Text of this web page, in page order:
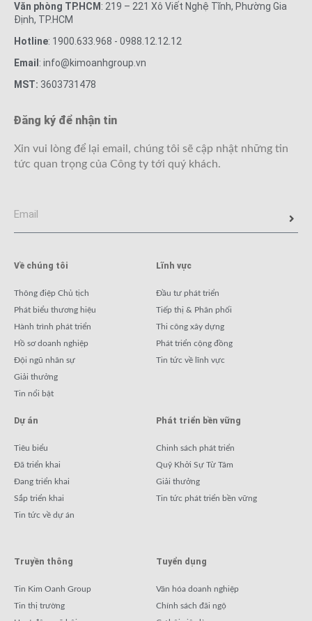
Văn phòng TP.HCM : 219 – 221 Xô Viết Nghệ Tĩnh, Phường Gia
Định, TP.HCM
Hotline: 1900.633.968 - 0988.12.12.12
Email : info@kimoanhgroup.vn
MST: 3603731478
Đăng ký để nhận tin
Xin vui lòng để lại email, chúng tôi sẽ cập nhật những tin
tức quan trọng của Công ty tới quý khách.
Về chúng tôi
Thông điệp Chủ tịch
Phát biểu thương hiệu
Hành trình phát triển
Hồ sơ doanh nghiệp
Đội ngũ nhân sự
Giải thưởng
Tin nổi bật
Lĩnh vực
Đầu tư phát triển
Tiếp thị & Phân phối
Thi công xây dựng
Phát triển cộng đồng
Tin tức về lĩnh vực
Dự án
Tiêu biểu
Đã triển khai
Đang triển khai
Sắp triển khai
Tin tức về dự án
Phát triển bền vững
Chinh sách phát triển
Quỹ Khởi Sự Từ Tâm
Giải thưởng
Tin tức phát triển bền vững
Truyền thông
Tin Kim Oanh Group
Tin thị trường
Tuyển dụng
Văn hóa doanh nghiệp
Chính sách đãi ngộ